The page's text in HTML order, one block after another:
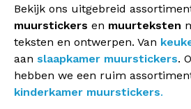
Bekijk ons uitgebreid
muurstickers en muurteksten
teksten en ontwerpen. Van
aan slaapkamer muurstickers.
hebben we een ruim
kinderkamer muurstickers.